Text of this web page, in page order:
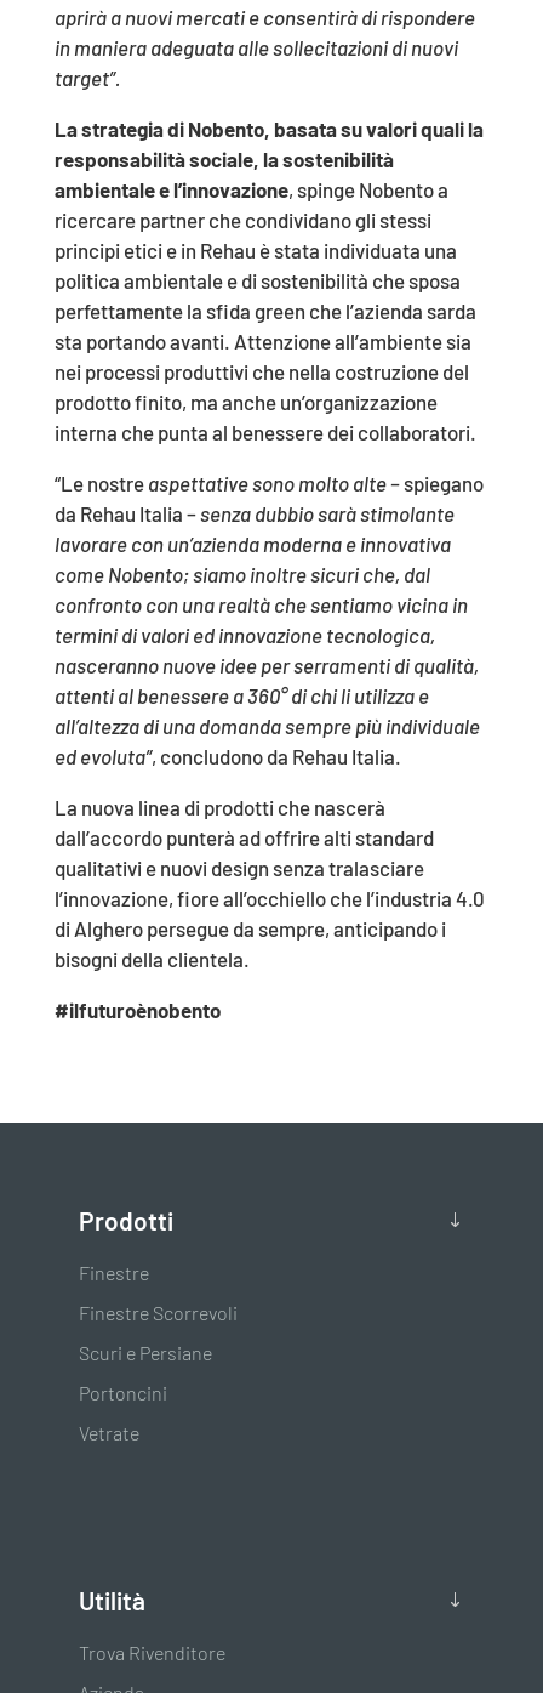
aprirà a nuovi mercati e consentirà di rispondere
in maniera adeguata alle sollecitazioni di nuovi
target”.
La strategia di Nobento, basata su valori quali la
responsabilità sociale, la sostenibilità
ambientale e l’innovazione, spinge Nobento a
ricercare partner che condividano gli stessi
principi etici e in Rehau è stata individuata una
politica ambientale e di sostenibilità che sposa
perfettamente la sfida green che l’azienda sarda
sta portando avanti. Attenzione all’ambiente sia
nei processi produttivi che nella costruzione del
prodotto finito, ma anche un’organizzazione
interna che punta al benessere dei collaboratori.
“Le nostre aspettative sono molto alte –spiegano
da Rehau Italia –senza dubbio sarà stimolante
lavorare con un’azienda moderna e innovativa
come Nobento; siamo inoltre sicuri che, dal
confronto con una realtà che sentiamo vicina in
termini di valori ed innovazione tecnologica,
nasceranno nuove idee per serramenti di qualità,
attenti al benessere a 360° di chi li utilizza e
all’altezza di una domanda sempre più individuale
ed evoluta”, concludono da Rehau Italia.
La nuova linea di prodotti che nascerà
dall’accordo punterà ad offrire alti standard
qualitativi e nuovi design senza tralasciare
l’innovazione, fiore all’occhiello che l’industria 4.0
di Alghero persegue da sempre, anticipando i
bisogni della clientela.
#ilfuturoènobento
Prodotti
Finestre
Finestre Scorrevoli
Scuri e Persiane
Portoncini
Vetrate
Utilità
Trova Rivenditore